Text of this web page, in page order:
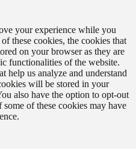
your experience while you
these cookies, the cookies that
on your browser as they are
functionalities of the website.
help us analyze and understand
will be stored in your
also have the option to opt-out
of these cookies may have